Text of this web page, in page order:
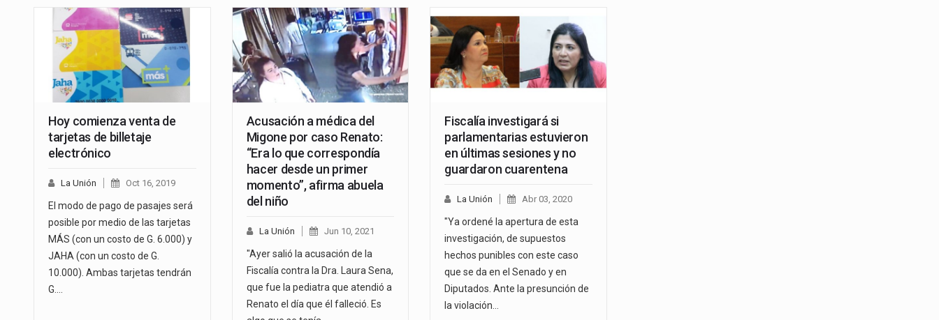
Hoy comienza venta de
tarjetas de billetaje
electrónico
La Unión Oct 16, 2019
El modo de pago de pasajes será
posible por medio de las tarjetas
MÁS (con un costo de G. 6.000) y
JAHA (con un costo de G.
10.000). Ambas tarjetas tendrán
G.…
Acusación a médica del
Migone por caso Renato:
“Era lo que correspondía
hacer desde un primer
momento”, afirma abuela
del niño
La Unión Jun 10, 2021
"Ayer salió la acusación de la
Fiscalía contra la Dra. Laura Sena,
que fue la pediatra que atendió a
Renato el día que él falleció. Es
Fiscalía investigará si
parlamentarias estuvieron
en últimas sesiones y no
guardaron cuarentena
La Unión Abr 03, 2020
"Ya ordené la apertura de esta
investigación, de supuestos
hechos punibles con este caso
que se da en el Senado y en
Diputados. Ante la presunción de
la violación…